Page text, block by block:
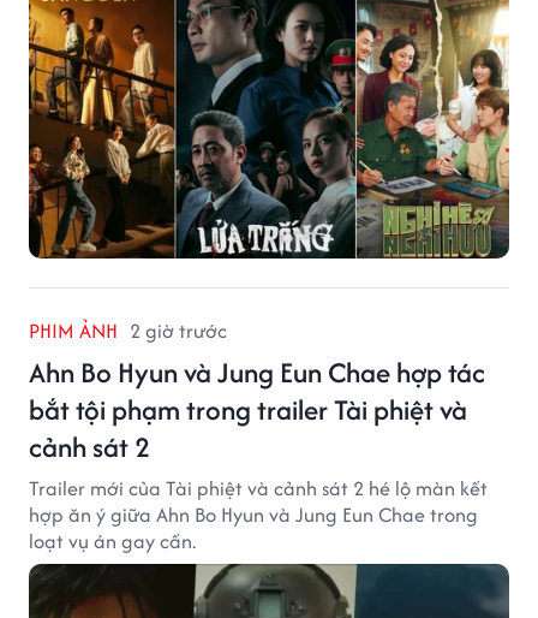
PHIM ẢNH 2 giờ trước
Ahn Bo Hyun và Jung Eun Chae hợp tác
bắt tội phạm trong trailer Tài phiệt và
cảnh sát 2
Trailer mới của Tài phiệt và cảnh sát 2 hé lộ màn kết
hợp ăn ý giữa Ahn Bo Hyun và Jung Eun Chae trong
loạt vụ án gay cấn.